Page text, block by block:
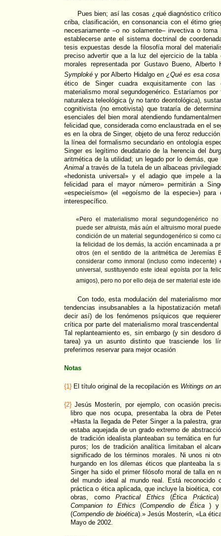
Pues bien; así las cosas ¿qué diagnóstico
criba, clasificación, en consonancia con el étimo
necesariamente –o no solamente– invectiva o toma
establecerse ante el sistema doctrinal de
tesis expuestas desde la filosofía moral del
preciso advertir que a la luz del ejercicio de la tabla
morales representada por Gustavo Bueno,
Symploké y por Alberto Hidalgo en ¿Qué es esa
ético de Singer cuadra exquisitamente con las
materialismo moral segundogenérico. Estaríamos
naturaleza teleológica (y no tanto deontológica),
cognitivista (no emotivista) que trataría de
esenciales del bien moral atendiendo
felicidad que, considerada como enclaustrada en el
es en la obra de Singer, objeto de una feroz
la línea del formalismo secundario en ontología
Singer es legítimo deudatario de la herencia del
aritmética de la utilidad; un legado por lo demás,
Animal a través de la tutela de un albaceas
«hedonista universal» y el adagio que impele a
felicidad para el mayor número» permitirán a
«especieísmo» (el «egoísmo de la especie») para
interespecífico.
«Pero el materialismo moral segundogenérico
puede ser altruista, más aún el altruismo moral
condición de un material segundogenérico si como
la felicidad de los demás, la acción encaminada a
otros (en el sentido de la aritmética de Jeremías
considerar como inmoral (incluso como
universal, sustituyendo este ideal egoísta por la
amigos), pero no por ello deja de ser material este
Con todo, esta modulación del materialismo
tendencias insubsanables a la hipostatización
decir así) de los fenómenos psíquicos que
crítica por parte del materialismo moral
Tal replanteamiento es, sin embargo (y sin desdoro
tarea) ya un asunto distinto que trasciende los
preferimos reservar para mejor ocasión
Notas
{1} El título original de la recopilación es Writings on
{2} Jesús Mosterín, por ejemplo, con ocasión
libro que nos ocupa, presentaba la obra de
«Hasta la llegada de Peter Singer a la palestra,
estaba aquejada de un grado extremo de
de tradición idealista planteaban su temática en
puros; los de tradición analítica limitaban el
significado de los términos morales. Ni unos ni
hurgando en los dilemas éticos que planteaba la
Singer ha sido el primer filósofo moral de talla en
del mundo ideal al mundo real. Está reconocido
práctica o ética aplicada, que incluye la bioética,
obras, comoPractical Ethics (Ética Práctica)
Companion to Ethics (Compendio de Ética )
(Compendio de bioética).» Jesús Mosterín, «La
Mayo de 2002.